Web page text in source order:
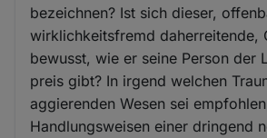
bezeichnen? Ist sich dieser,
wirklichkeitsfremd daherreitende,
bewusst, wie er seine Person der
preis gibt? In irgend welchen
aggierenden Wesen sei
Handlungsweisen einer dringend